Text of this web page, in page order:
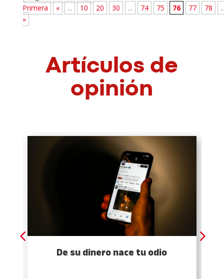
Primera
« ... 10 20 30 ... 74 75 76 77 78
»
Artículos de
opinión
De su dinero nace tu odio